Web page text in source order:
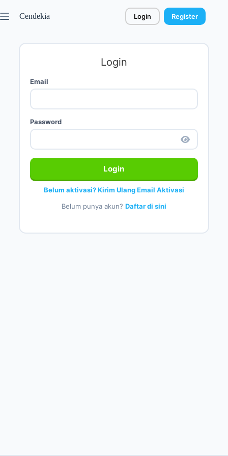
Cendekia Login Register
Login
Email
Password
Login
Belum aktivasi? Kirim Ulang Email Aktivasi
Belum punya akun? Daftar di sini